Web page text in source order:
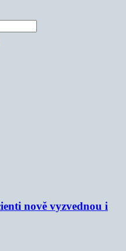
nově vyzvednou i